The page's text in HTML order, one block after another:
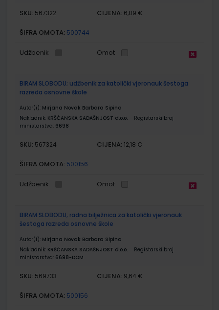
SKU: 567322 CIJENA: 6,09 €
ŠIFRA OMOTA: 500744
Udžbenik Omot
BIRAM SLOBODU; udžbenik za katolički vjeronauk šestoga
razreda osnovne škole
Autor(i): Mirjana Novak Barbara Sipina
Nakladnik: KRŠĆANSKA SADAŠNJOST d.o.o.
Registarski broj
ministarstva: 6698
SKU: 567324 CIJENA: 12,18 €
ŠIFRA OMOTA: 500156
Udžbenik Omot
BIRAM SLOBODU; radna bilježnica za katolički vjeronauk
šestoga razreda osnovne škole
Autor(i): Mirjana Novak Barbara Sipina
Nakladnik: KRŠĆANSKA SADAŠNJOST d.o.o.
Registarski broj
ministarstva: 6698-DOM
SKU: 569733 CIJENA: 9,64 €
ŠIFRA OMOTA: 500156